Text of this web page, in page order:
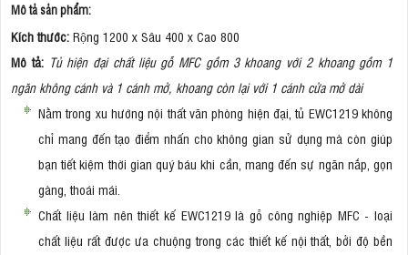
Mô tả sản phẩm:
Kích thước: Rộng 1200 x Sâu 400 x Cao 800
Mô tả: Tủ hiện đại chất liệu gỗ MFC gồm 3 khoang với 2 khoang gồm 1
ngăn không cánh và 1 cánh mở, khoang còn lại với 1 cánh cửa mở dài
Nằm trong xu hướng nội thất văn phòng hiện đại, tủ EWC1219 không
chỉ mang đến tạo điểm nhấn cho không gian sử dụng mà còn giúp
bạn tiết kiệm thời gian quý báu khi cần, mang đến sự ngăn nắp, gọn
gàng, thoái mái.
Chất liệu làm nên thiết kế EWC1219 là gỗ công nghiệp MFC - loại
chất liệu rất được ưa chuộng trong các thiết kế nội thất, bởi độ bền